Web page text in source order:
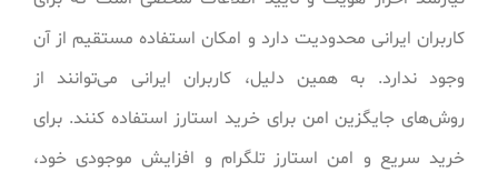
کاربران ایرانی محدودیت دارد و امکان استفاده مستقیم از آن
وجود ندارد. به همین دلیل، کاربران ایرانی می‌توانند از
روش‌های جایگزین امن برای خرید استارز استفاده کنند. برای
خرید سریع و امن استارز تلگرام و افزایش موجودی خود،